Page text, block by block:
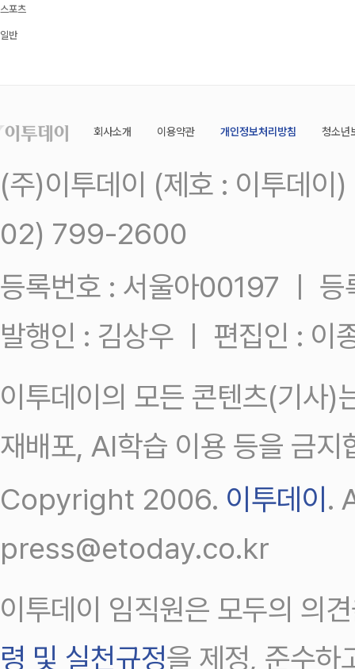
스포츠
일반
회사소개 이용약관 개인정보처리방침 청소년
(주)이투데이 (제호 : 이투데
02) 799-2600
등록번호 : 서울아00197 ㅣ
발행인 : 김상우 ㅣ 편집인 : 이
이투데이의 모든 콘텐츠(기사)
재배포, AI학습 이용 등을 금지
Copyright 2006. 이투데이.
press@etoday.co.kr
이투데이 임직원은 모두의 의
령 및 실천규정을 제정, 준수하